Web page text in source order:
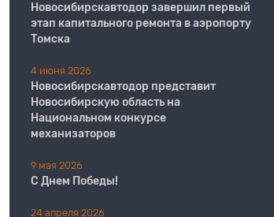
Новосибирскавтодор завершил первый
этап капитального ремонта в аэропорту
Томска
4 июня 2026
Новосибирскавтодор представит
Новосибирскую область на
Национальном конкурсе
механизаторов
9 мая 2026
С Днем Победы!
24 апреля 2026